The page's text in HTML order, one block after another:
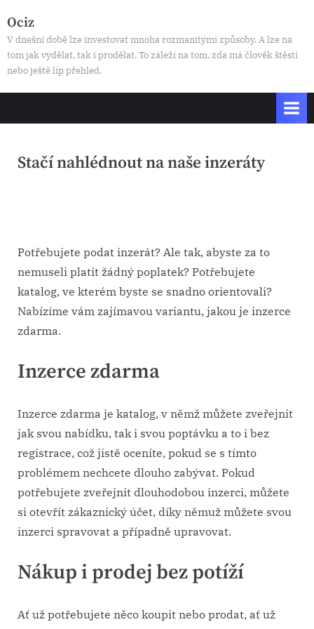
to
content
Ociz
V dnešní době lze investovat mnoha rozmanitými způsoby. A lze na
tom jak vydělat, tak i prodělat. To záleží na tom, zda má člověk štěstí
nebo ještě líp přehled.
Stačí nahlédnout na naše inzeráty
Potřebujete podat inzerát? Ale tak, abyste za to
nemuseli platit žádný poplatek? Potřebujete
katalog, ve kterém byste se snadno orientovali?
Nabízíme vám zajímavou variantu, jakou je inzerce
zdarma.
Inzerce zdarma
Inzerce zdarma je katalog, v němž můžete zveřejnit
jak svou nabídku, tak i svou poptávku a to i bez
registrace, což jistě oceníte, pokud se s tímto
problémem nechcete dlouho zabývat. Pokud
potřebujete zveřejnit dlouhodobou inzerci, můžete
si otevřít zákaznický účet, díky němuž můžete svou
inzerci spravovat a případně upravovat.
Nákup i prodej bez potíží
Ať už potřebujete něco koupit nebo prodat, ať už